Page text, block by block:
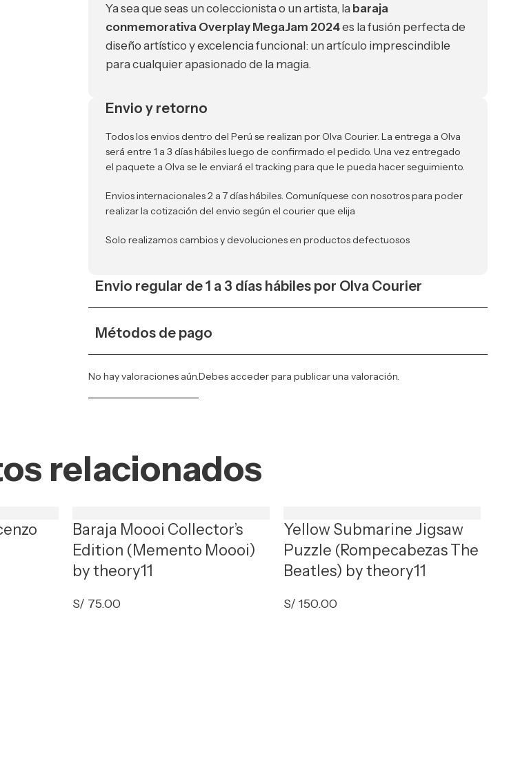
Ya sea que seas un coleccionista o un artista, la baraja
conmemorativa Overplay MegaJam 2024es la fusión perfecta de
diseño artístico y excelencia funcional: un artículo imprescindible
para cualquier apasionado de la magia.
Envio y retorno
Todos los envios dentro del Perú se realizan por Olva Courier. La entrega a Olva
será entre 1 a 3 días hábiles luego de confirmado el pedido. Una vez entregado
el paquete a Olva se le enviará el tracking para que le pueda hacer seguimiento.
Envios internacionales 2 a 7 días hábiles. Comuníquese con nosotros para poder
realizar la cotización del envio según el courier que elija
Solo realizamos cambios y devoluciones en productos defectuosos
Envio regular de 1 a 3 días hábiles por Olva Courier
Métodos de pago
No hay valoraciones aún.Debes accederpara publicar una valoración.
relacionados
Baraja Moooi Collector’s
Edition (Memento Moooi)
by theory11
S/ 75.00
Yellow Submarine Jigsaw
Puzzle (Rompecabezas The
Beatles) by theory11
S/ 150.00